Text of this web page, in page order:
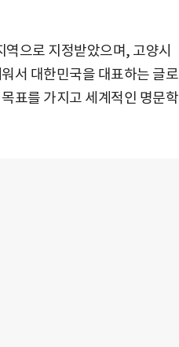
으로 지정받았으며, 고양시
서 대한민국을 대표하는 글로
표를 가지고 세계적인 명문학